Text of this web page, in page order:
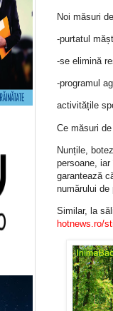
Noi măsuri
-purtatul
-se elimină
-programul
activitățile
Ce măsuri
Nunțile,
persoane,
garantează
numărului de
Similar, la
hotnews.ro/